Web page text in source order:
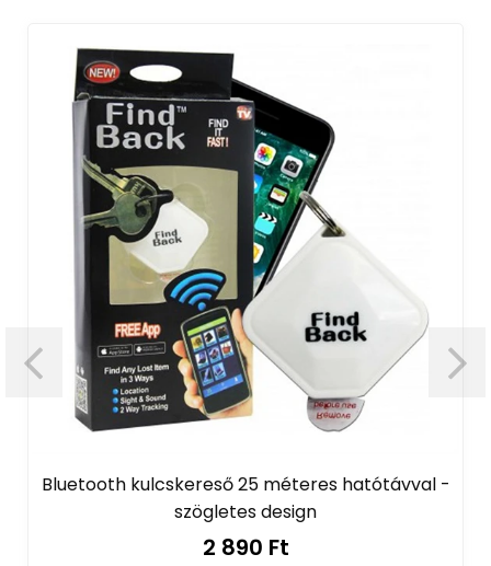
Bluetooth kulcskereső 25 méteres hatótávval -
szögletes design
2 890 Ft